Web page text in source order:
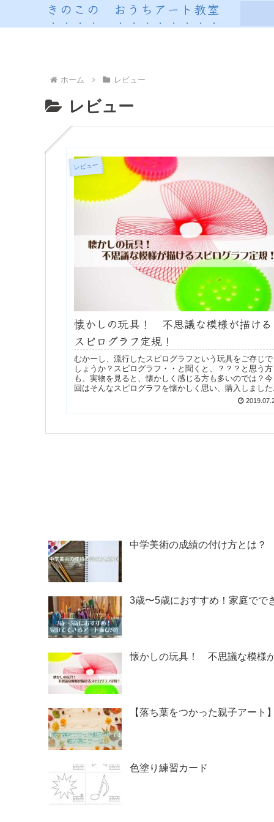
きのこの おうちアート教室
ホーム レビュー
レビュー
レビュー
懐かしの玩具！ 不思議な模様が描ける
スピログラフ定規！
むかーし、流行したスピログラフという玩具をご存じで
しょうか？スピログラフ・・と聞くと、？？？と思う方
も、実物を見ると、懐かしく感じる方も多いのでは？今
回はそんなスピログラフを懐かしく思い、購入しまし
中学美術の成績の付け方とは
3歳〜5歳におすすめ！家庭でで
懐かしの玩具！ 不思議な模様
【落ち葉をつかった親子アー
色塗り練習カード